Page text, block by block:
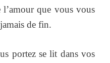
que vous vous
de fin.
portez se lit dans vos